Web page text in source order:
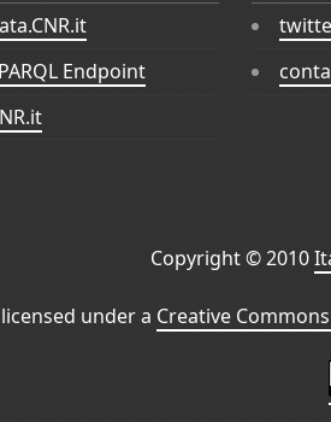
Endpoint
Copyright © 2010
under a Creative